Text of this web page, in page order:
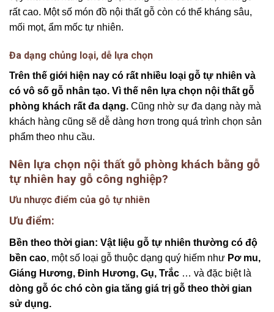
rất cao. Một số món đồ nội thất gỗ còn có thể kháng sâu,
mối mọt, ẩm mốc tự nhiên.
Đa dạng chủng loại, dễ lựa chọn
Trên thế giới hiện nay có rất nhiều loại gỗ tự nhiên và
có vô số gỗ nhân tạo. Vì thế nên lựa chọn nội thất gỗ
phòng khách rất đa dạng. Cũng nhờ sự đa dạng này mà
khách hàng cũng sẽ dễ dàng hơn trong quá trình chọn sản
phẩm theo nhu cầu.
Nên lựa chọn nội thất gỗ phòng khách bằng gỗ
tự nhiên hay gỗ công nghiệp?
Ưu nhược điểm của gỗ tự nhiên
Ưu điểm:
Bền theo thời gian: Vật liệu gỗ tự nhiên thường có độ
bền cao, một số loại gỗ thuộc dạng quý hiếm như Pơ mu,
Giáng Hương, Đinh Hương, Gụ, Trắc … và đặc biệt là
dòng gỗ óc chó còn gia tăng giá trị gỗ theo thời gian
sử dụng.